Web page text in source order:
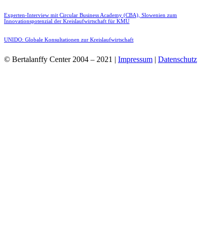
Experten-Interview mit Circular Business Academy (CBA), Slowenien zum
Innovationspotenzial der Kreislaufwirtschaft für KMU
UNIDO: Globale Konsultationen zur Kreislaufwirtschaft
© Bertalanffy Center 2004 – 2021 | Impressum | Datenschutz